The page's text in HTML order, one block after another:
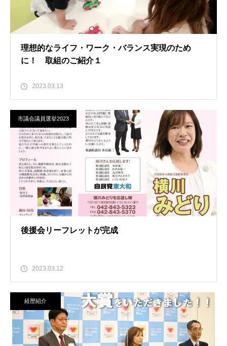
理想的なライフ・ワーク・バランス実現のため
に！ 取組のご紹介１
2023.03.13
市議会議員選挙2023
後援会リーフレットが完成
2023.03.12
経歴紹介